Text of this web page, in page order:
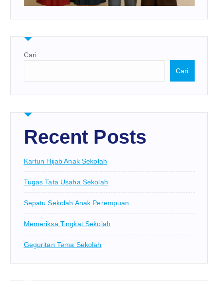
Cari
Cari
Recent Posts
Kartun Hijab Anak Sekolah
Tugas Tata Usaha Sekolah
Sepatu Sekolah Anak Perempuan
Memeriksa Tingkat Sekolah
Geguritan Tema Sekolah